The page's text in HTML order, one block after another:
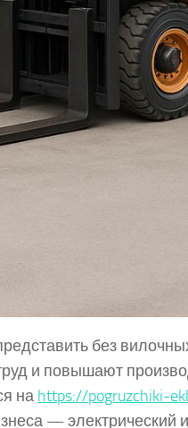
без
и повышают
на https://pogruzchiki-
— электрический